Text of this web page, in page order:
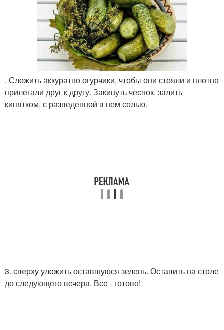
. Сложить аккуратно огурчики, чтобы они стояли и плотно
прилегали друг к другу. Закинуть чеснок, залить
кипятком, с разведенной в нем солью.
3. сверху уложить оставшуюся зелень. Оставить на столе
до следующего вечера. Все - готово!